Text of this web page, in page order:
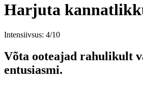
Harjuta
Intensiivsus: 4/10
Võta ooteajad rahulikult
entusiasmi.